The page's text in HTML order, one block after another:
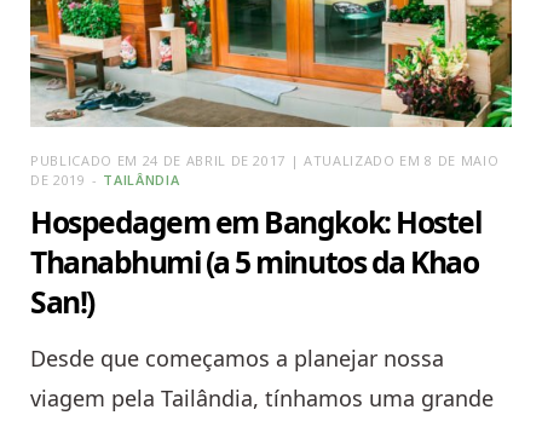
PUBLICADO EM 24 DE ABRIL DE 2017 | ATUALIZADO EM 8 DE MAIO
DE 2019
TAILÂNDIA
Hospedagem em Bangkok: Hostel
Thanabhumi (a 5 minutos da Khao
San!)
Desde que começamos a planejar nossa
viagem pela Tailândia, tínhamos uma grande